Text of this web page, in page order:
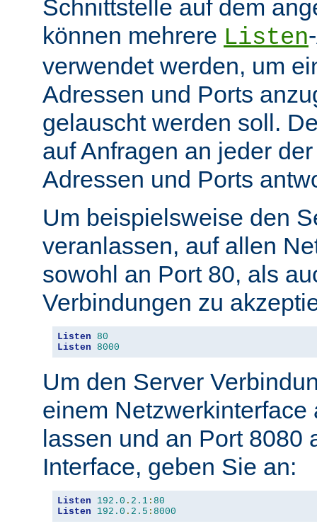
Schnittstelle auf dem
können mehrere Listen
verwendet werden, um
Adressen und Ports
gelauscht werden soll.
auf Anfragen an jeder
Adressen und Ports
Um beispielsweise den
veranlassen, auf allen
sowohl an Port 80, als
Verbindungen zu
Listen 80
Listen 8000
Um den Server
einem Netzwerkinterface
lassen und an Port 8080
Interface, geben Sie an:
Listen 192.0 . 2.1 : 80
Listen
192.0 . 2.5 : 8000